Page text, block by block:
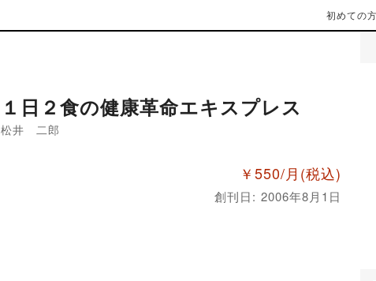
初めての
１日２食の健康革命エキスプレス
松井 二郎
￥550/月 (税込)
創刊日: 2006年8月1日